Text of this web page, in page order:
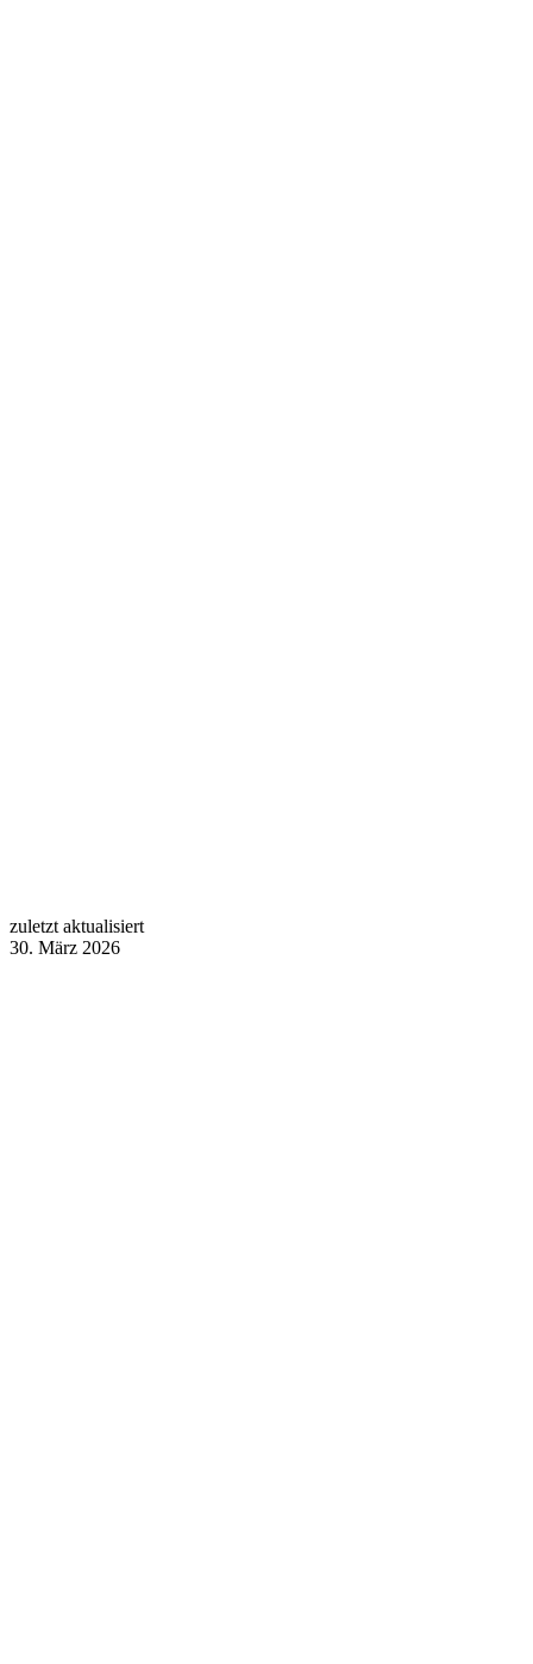
zuletzt aktualisiert
30. März 2026